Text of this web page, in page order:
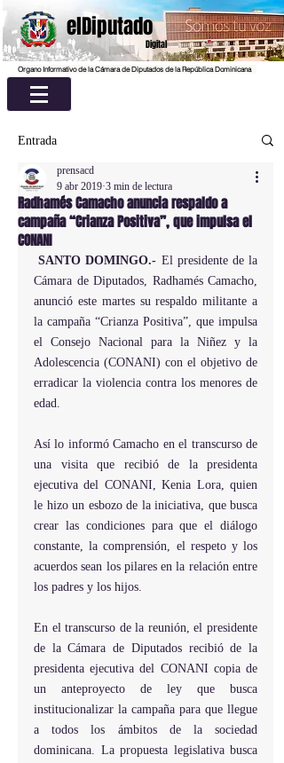
elDiputado
Digital
Organo Informativo de la Cámara de Diputados de la República Dominicana
Entrada
Radhamés Camacho anuncia respaldo a
campaña “Crianza Positiva”, que impulsa el
CONANI
prensacd
9 abr 2019 3 min de lectura
SANTO DOMINGO.- El presidente de la
Cámara de Diputados, Radhamés Camacho,
anunció este martes su respaldo militante a
la campaña “Crianza Positiva”, que impulsa
el Consejo Nacional para la Niñez y la
Adolescencia (CONANI) con el objetivo de
erradicar la violencia contra los menores de
edad.
Así lo informó Camacho en el transcurso de
una visita que recibió de la presidenta
ejecutiva del CONANI, Kenia Lora, quien
le hizo un esbozo de la iniciativa, que busca
crear las condiciones para que el diálogo
constante, la comprensión, el respeto y los
acuerdos sean los pilares en la relación entre
los padres y los hijos.
En el transcurso de la reunión, el presidente
de la Cámara de Diputados recibió de la
presidenta ejecutiva del CONANI copia de
un anteproyecto de ley que busca
institucionalizar la campaña para que llegue
a todos los ámbitos de la sociedad
dominicana. La propuesta legislativa busca